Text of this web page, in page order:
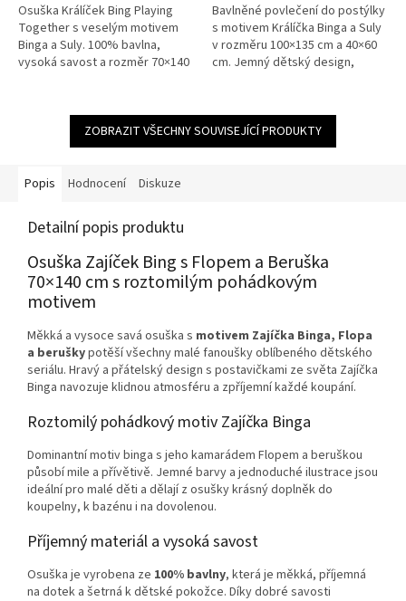
Osuška Králíček Bing Playing
Together s veselým motivem
Binga a Suly. 100% bavlna,
vysoká savost a rozměr 70×140
Bavlněné povlečení do postýlky
s motivem Králíčka Binga a Suly
v rozměru 100×135 cm a 40×60
cm. Jemný dětský design,
ZOBRAZIT VŠECHNY SOUVISEJÍCÍ PRODUKTY
Popis Hodnocení Diskuze
Detailní popis produktu
Osuška Zajíček Bing s Flopem a Beruška
70×140 cm s roztomilým pohádkovým
motivem
Měkká a vysoce savá osuška s motivem Zajíčka Binga, Flopa
a beruškypotěší všechny malé fanoušky oblíbeného dětského
seriálu. Hravý a přátelský design s postavičkami ze světa Zajíčka
Binga navozuje klidnou atmosféru a zpříjemní každé koupání.
Roztomilý pohádkový motiv Zajíčka Binga
Dominantní motiv binga s jeho kamarádem Flopem a beruškou
působí mile a přívětivě. Jemné barvy a jednoduché ilustrace jsou
ideální pro malé děti a dělají z osušky krásný doplněk do
koupelny, k bazénu i na dovolenou.
Příjemný materiál a vysoká savost
Osuška je vyrobena ze 100% bavlny, která je měkká, příjemná
na dotek a šetrná k dětské pokožce. Díky dobré savosti